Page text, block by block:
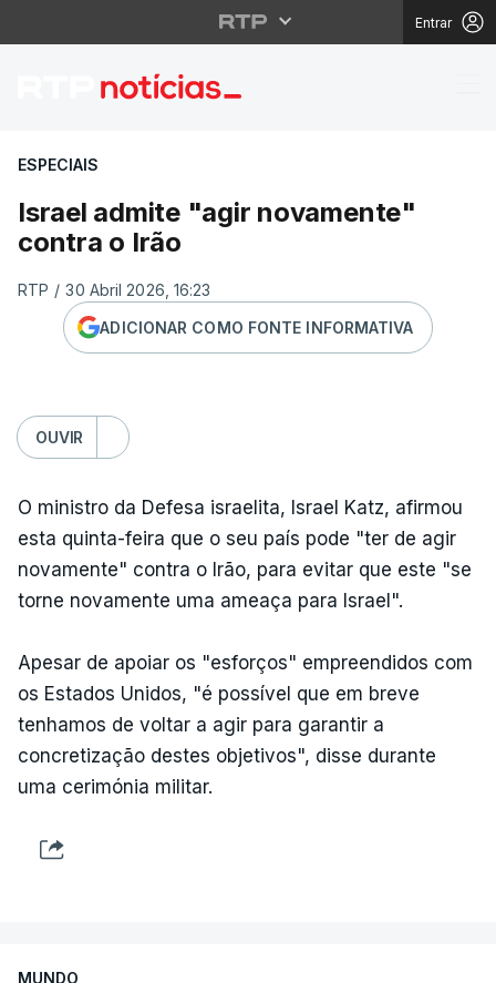
Entrar
Israel admite "agir
ESPECIAIS
Israel admite "agir novamente"
contra o Irão
RTP / 30 Abril 2026, 16:23
ADICIONAR COMO FONTE INFORMATIVA
OUVIR
O ministro da Defesa israelita, Israel Katz, afirmou
esta quinta-feira que o seu país pode "ter de agir
novamente" contra o Irão, para evitar que este "se
torne novamente uma ameaça para Israel".
Apesar de apoiar os "esforços" empreendidos com
os Estados Unidos, "é possível que em breve
tenhamos de voltar a agir para garantir a
concretização destes objetivos", disse durante
uma cerimónia militar.
MUNDO